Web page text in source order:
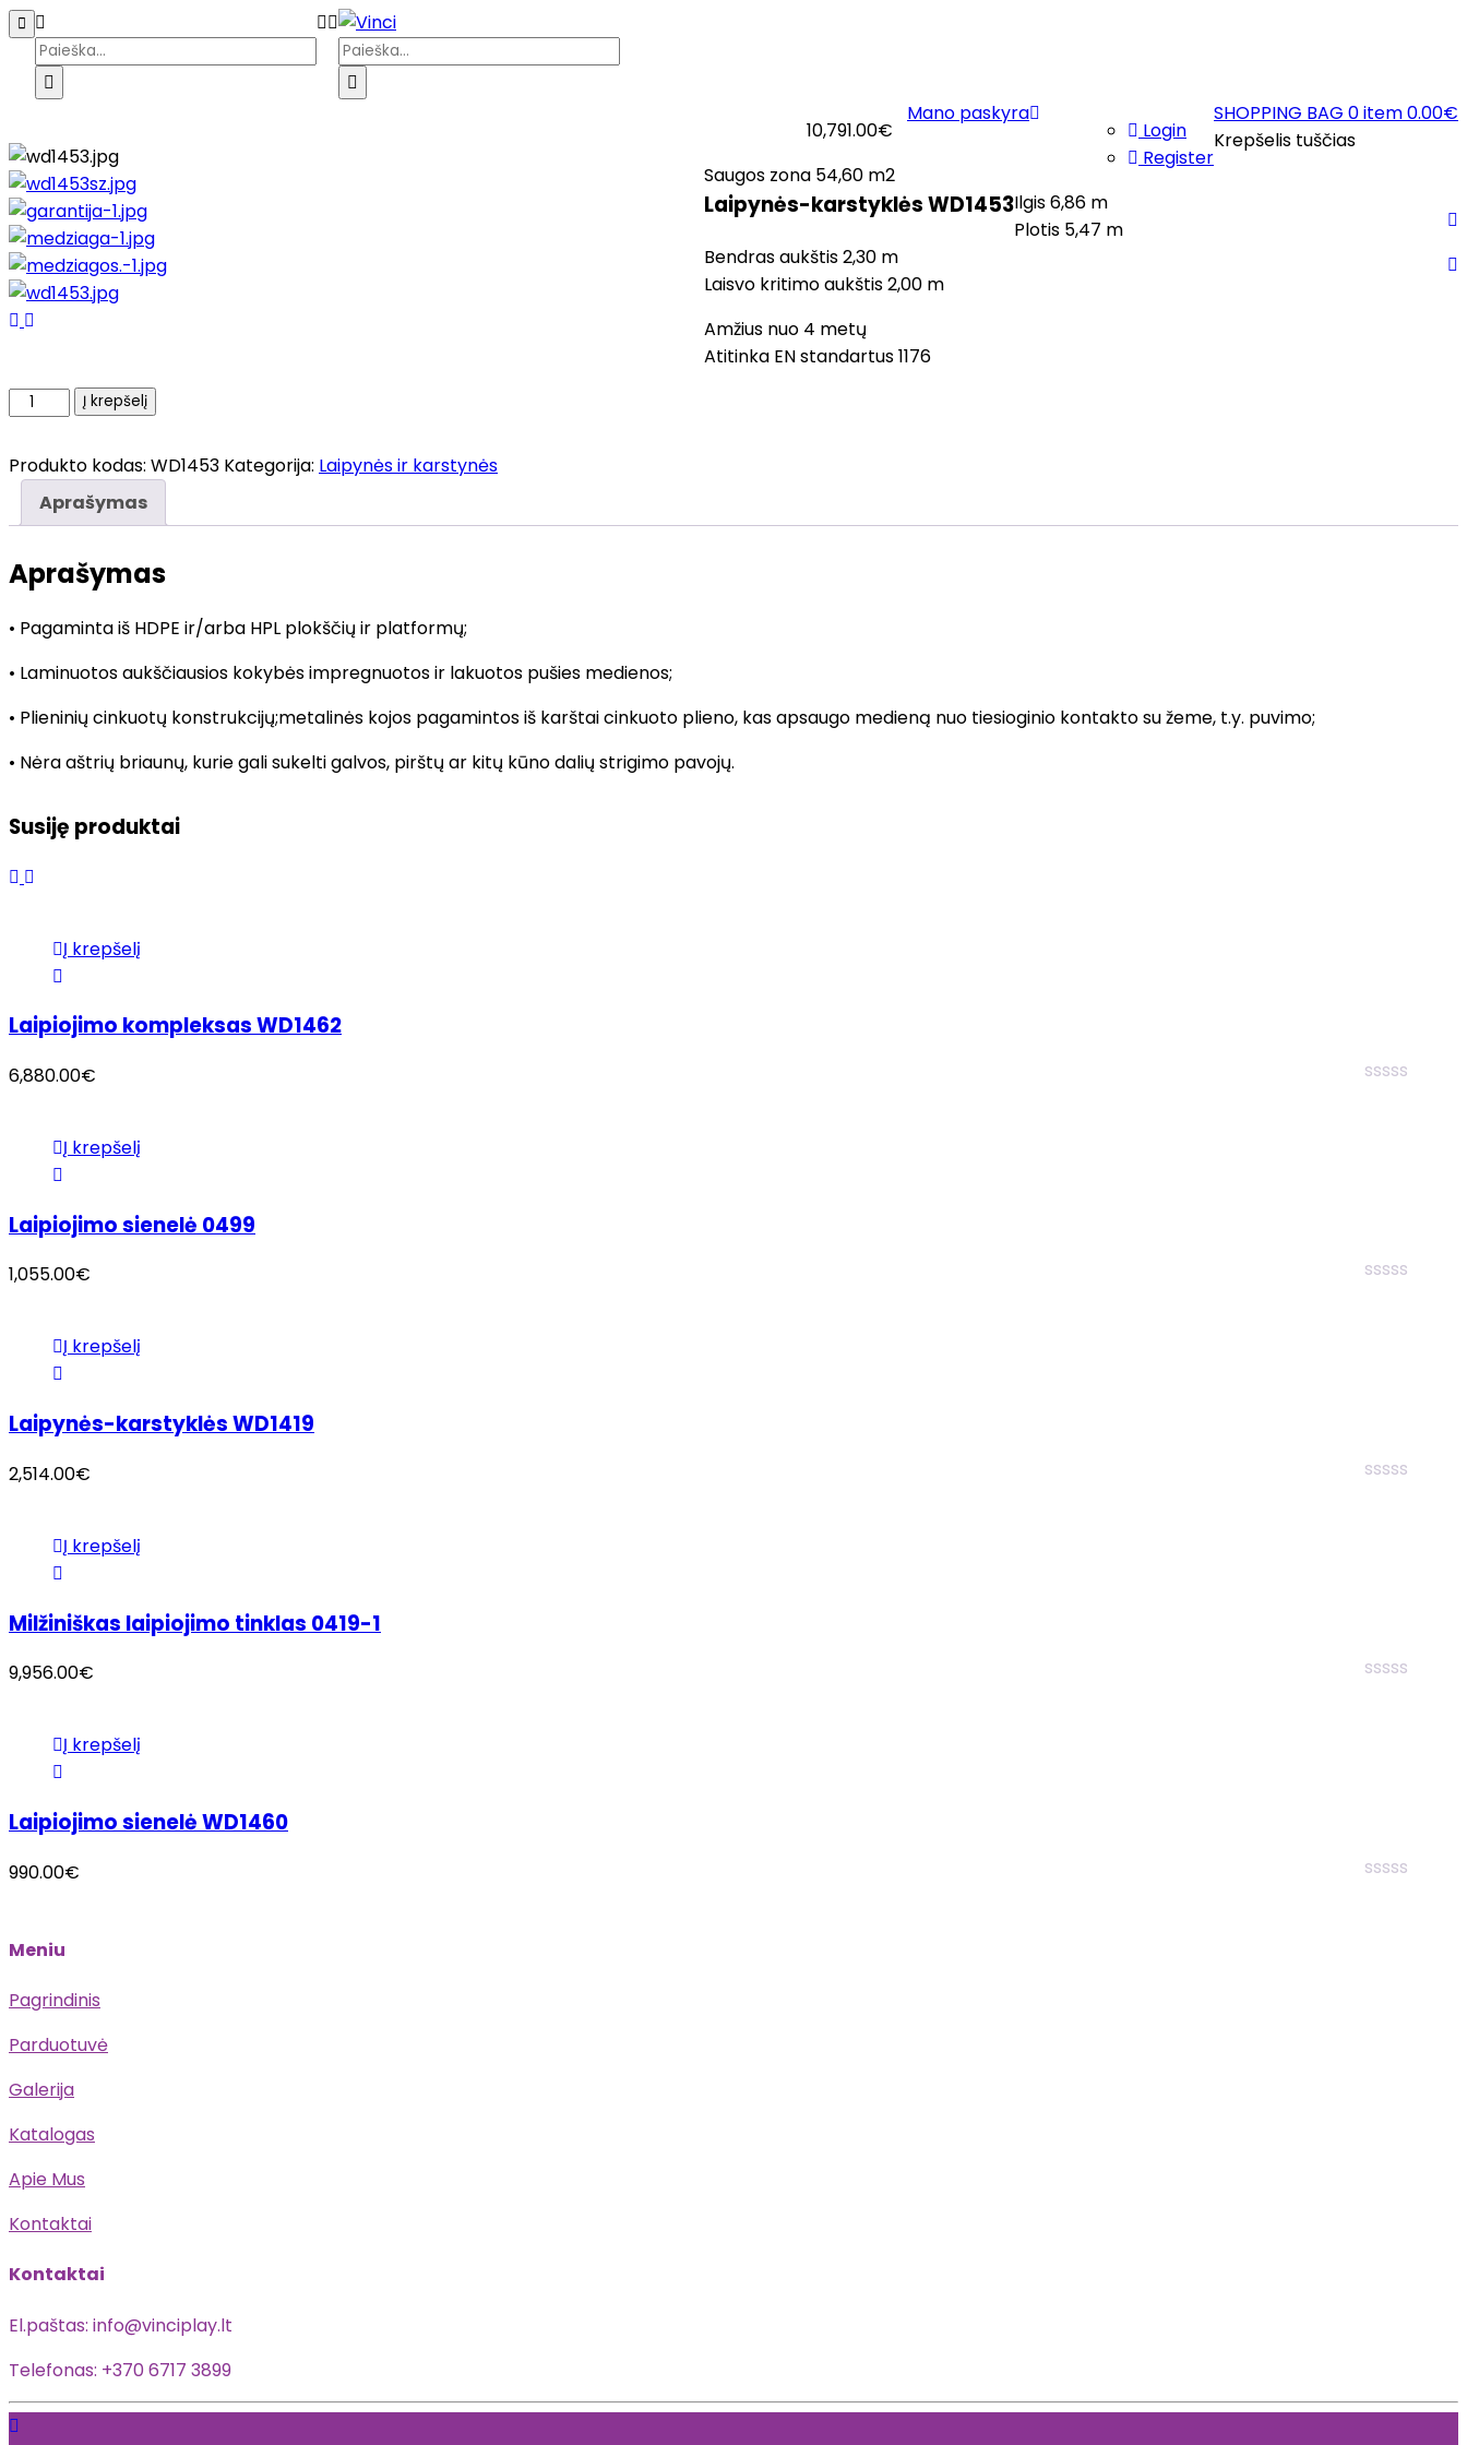
SHOPPING BAG 0 item0.00€
Krepšelis tuščias
Mano paskyra
Login
Register
Laipynės-karstyklės WD1453
10,791.00€
Saugos zona 54,60 m2
Ilgis 6,86 m
Plotis 5,47 m
Bendras aukštis 2,30 m
Laisvo kritimo aukštis 2,00 m
Amžius nuo 4 metų
Atitinka EN standartus 1176
produkto
Laipynės-
karstyklės
WD1453
Į krepšelį
Produkto kodas: WD1453 Kategorija: Laipynės ir karstynės
Aprašymas
Aprašymas
• Pagaminta iš HDPE ir/arba HPL plokščių ir platformų;
• Laminuotos aukščiausios kokybės impregnuotos ir lakuotos pušies medienos;
• Plieninių cinkuotų konstrukcijų;metalinės kojos pagamintos iš karštai cinkuoto plieno, kas apsaugo medieną nuo tiesioginio kontakto su žeme, t.y. puvimo;
• Nėra aštrių briaunų, kurie gali sukelti galvos, pirštų ar kitų kūno dalių strigimo pavojų.
Susiję produktai
Į krepšelį
Laipiojimo kompleksas WD1462
6,880.00€
Į krepšelį
Laipiojimo sienelė 0499
1,055.00€
Į krepšelį
Laipynės-karstyklės WD1419
2,514.00€
Į krepšelį
Milžiniškas laipiojimo tinklas 0419-1
9,956.00€
Į krepšelį
Laipiojimo sienelė WD1460
990.00€
Meniu
Pagrindinis
Parduotuvė
Galerija
Katalogas
Apie Mus
Kontaktai
Kontaktai
El.paštas: info@vinciplay.lt
Telefonas: +370 6717 3899